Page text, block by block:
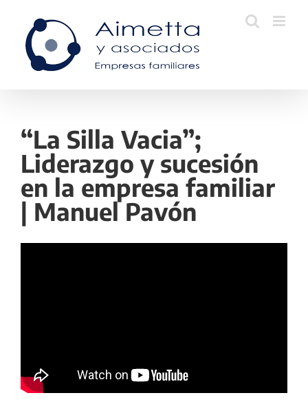
content
“La Silla Vacia”;
Liderazgo y sucesión
en la empresa familiar
| Manuel Pavón